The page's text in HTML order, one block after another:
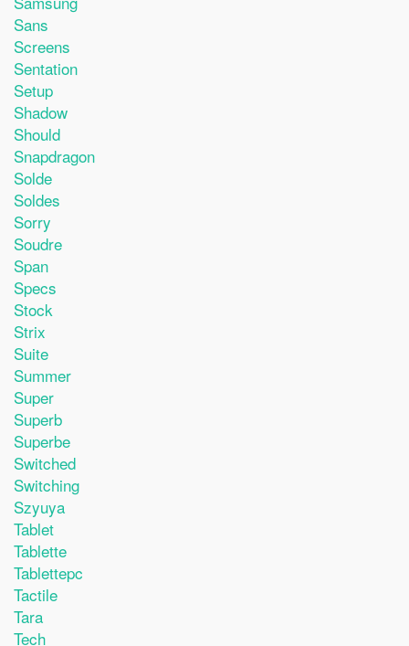
Sans
Screens
Sentation
Setup
Shadow
Should
Snapdragon
Solde
Soldes
Sorry
Soudre
Span
Specs
Stock
Strix
Suite
Summer
Super
Superb
Superbe
Switched
Switching
Szyuya
Tablet
Tablette
Tablettepc
Tactile
Tara
Tech